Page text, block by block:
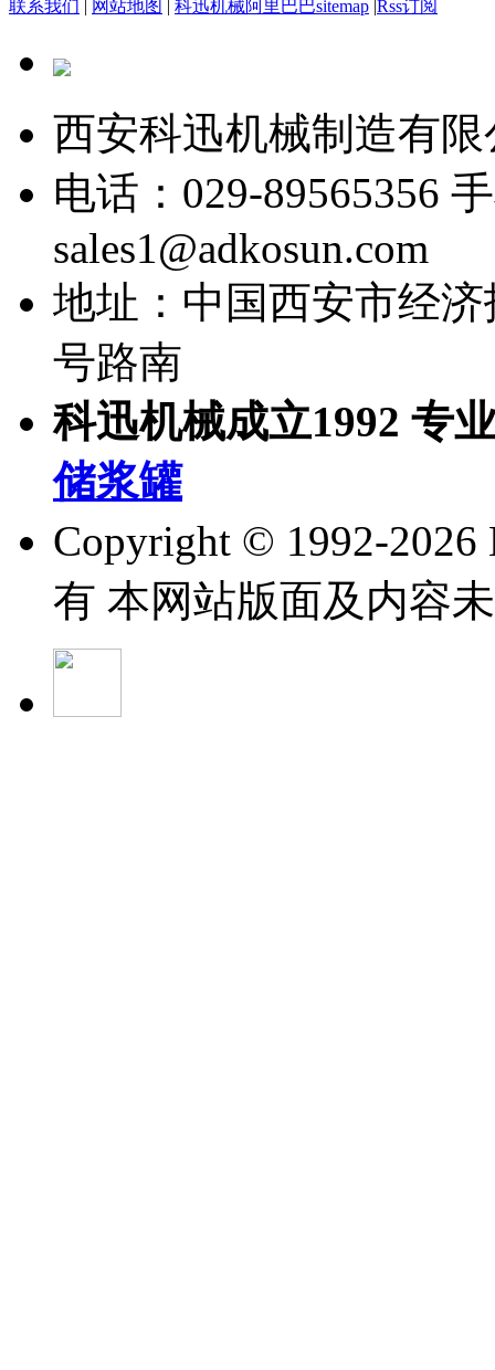
联系我们 网站地图 科迅机械阿里巴巴sitemap Rss订阅
西安科迅机械制造有
电话：029-89565356
sales1@adkosun.com
地址：中国西安市经
号路南
科迅机械成立1992 专
储浆罐
Copyright © 1992-2026
有 本网站版面及内容